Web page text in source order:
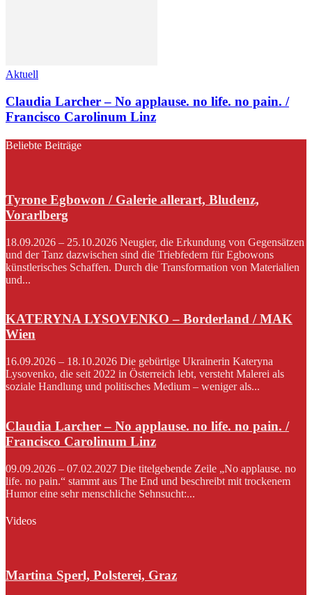
Aktuell
Claudia Larcher – No applause. no life. no pain. /
Francisco Carolinum Linz
Beliebte Beiträge
Tyrone Egbowon / Galerie allerart, Bludenz,
Vorarlberg
18.09.2026 – 25.10.2026 Neugier, die Erkundung von Gegensätzen
und der Tanz dazwischen sind die Triebfedern für Egbowons
künstlerisches Schaffen. Durch die Transformation von Materialien
und...
KATERYNA LYSOVENKO – Borderland / MAK
Wien
16.09.2026 – 18.10.2026 Die gebürtige Ukrainerin Kateryna
Lysovenko, die seit 2022 in Österreich lebt, versteht Malerei als
soziale Handlung und politisches Medium – weniger als...
Claudia Larcher – No applause. no life. no pain. /
Francisco Carolinum Linz
09.09.2026 – 07.02.2027 Die titelgebende Zeile „No applause. no
life. no pain.“ stammt aus The End und beschreibt mit trockenem
Humor eine sehr menschliche Sehnsucht:...
Videos
Martina Sperl, Polsterei, Graz